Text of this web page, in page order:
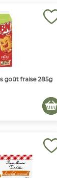
goût fraise 285g